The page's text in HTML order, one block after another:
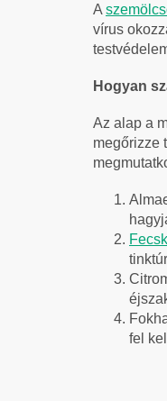
A
vírus
Hogyan
Az alap a
megőrizze
fel